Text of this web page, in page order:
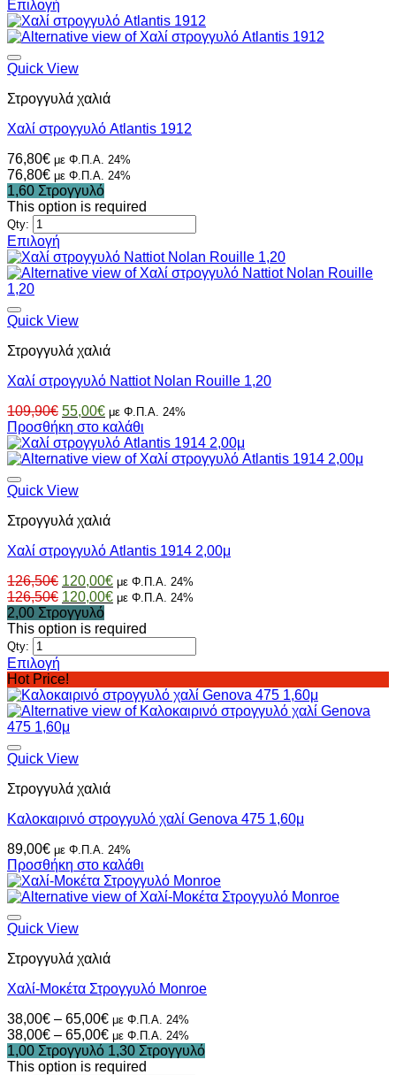
Επιλογή
Αυτό
το
προϊόν
έχει
παραλλαγές.
επιλογές
να
επιλεγούν
στη
σελίδα
του
προϊόντος
Quick View
Στρογγυλά χαλιά
Χαλί στρογγυλό Atlantis 1912
76,80€ με Φ.Π.Α. 24%
76,80€ με Φ.Π.Α. 24%
1,60 Στρογγυλό
This option is required
Qty:
Επιλογή
Αυτό
το
προϊόν
έχει
πολλαπλές
Οι
μπορούν
επιλεγούν
στη
σελίδα
του
προϊόντος
Quick View
Στρογγυλά χαλιά
Χαλί στρογγυλό Nattiot Nolan Rouille 1,20
109,90€ Original
price
was:
109,90€.
55,00€Η
τρέχουσα
τιμή
είναι:
με Φ.Π.Α. 24%
Προσθήκη στο καλάθι
Quick View
Στρογγυλά χαλιά
Χαλί στρογγυλό Atlantis 1914 2,00μ
126,50€ Original
price
was:
126,50€.
120,00€Η
τρέχουσα
είναι:
με Φ.Π.Α. 24%
126,50€ Original
price
was:
120,00€Η
τιμή
120,00€.
με Φ.Π.Α. 24%
2,00 Στρογγυλό
This option is required
Qty:
Επιλογή
Αυτό
το
προϊόν
έχει
πολλαπλές
παραλλαγές.
επιλογές
να
στη
σελίδα
του
προϊόντος
Hot Price!
Quick View
Στρογγυλά χαλιά
Καλοκαιρινό στρογγυλό χαλί Genova 475 1,60μ
89,00€ με Φ.Π.Α. 24%
Προσθήκη στο καλάθι
Quick View
Στρογγυλά χαλιά
Χαλί-Μοκέτα Στρογγυλό Monroe
38,00€ – 65,00€Price
range:
38,00€
through
με Φ.Π.Α. 24%
38,00€ – 65,00€Price
range:
38,00€
με Φ.Π.Α. 24%
1,00 Στρογγυλό 1,30 Στρογγυλό
This option is required